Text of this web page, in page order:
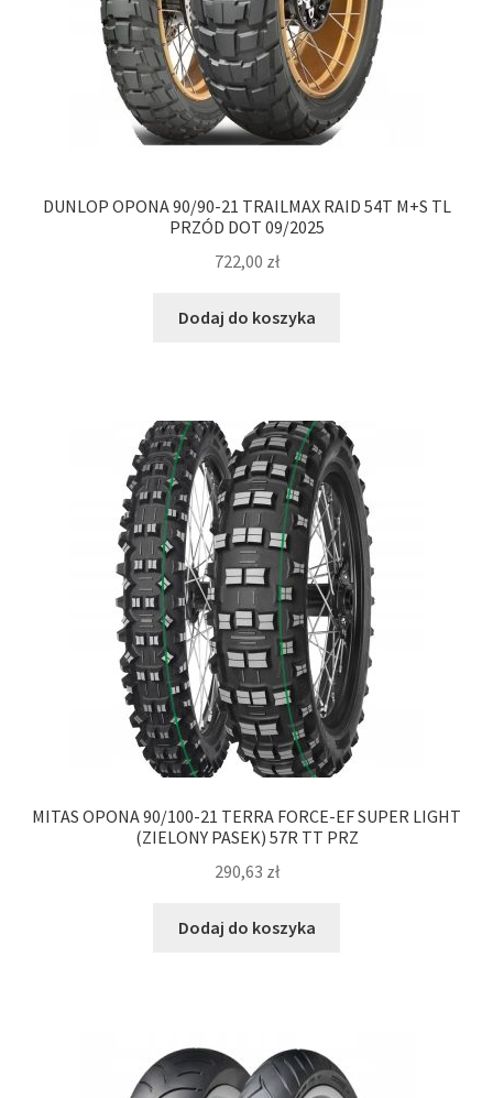
DUNLOP OPONA 90/90-21 TRAILMAX RAID 54T M+S TL
PRZÓD DOT 09/2025
722,00 zł
Dodaj do koszyka
MITAS OPONA 90/100-21 TERRA FORCE-EF SUPER LIGHT
(ZIELONY PASEK) 57R TT PRZ
290,63 zł
Dodaj do koszyka